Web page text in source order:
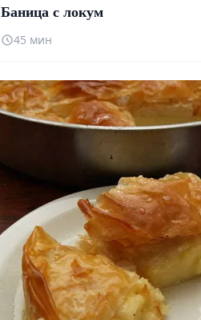
Баница с локум
45 мин